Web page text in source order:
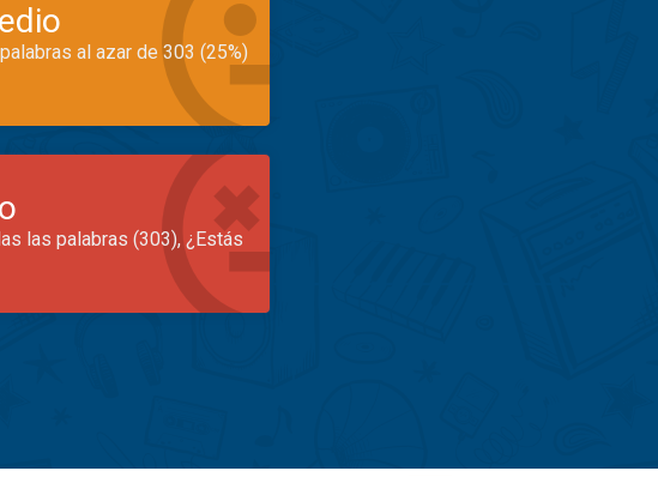
al azar de 303 (25%)
las palabras (303), ¿Estás